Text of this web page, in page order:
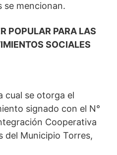
se mencionan.
POPULAR PARA LAS
SOCIALES
cual se otorga el
signado con el N°
Cooperativa
del Municipio Torres,